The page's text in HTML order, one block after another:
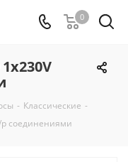
0
- Классические -
р соединениями